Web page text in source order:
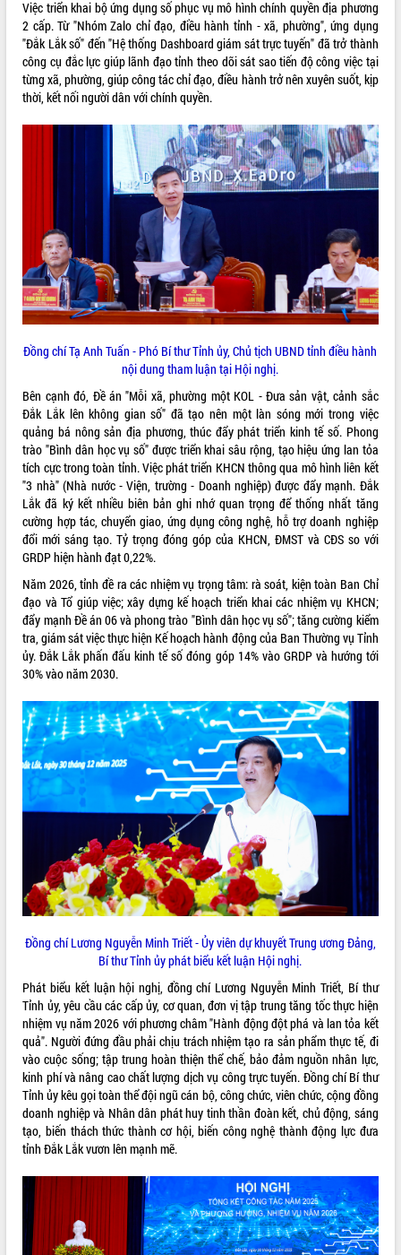
Bí thư Tỉnh ủy Lương Nguyễn Minh
Triết thăm, tặng quà người có công với
cách mạng
Rà soát, hoàn thiện hệ thống thiết chế
văn hóa, thể thao đáp ứng yêu cầu
phát triển mới
Thường trực HĐND tỉnh Đắk Lắk gặp
mặt Đoàn chuyên gia y tế TP. Hồ Chí
Lễ truy điệu và an táng hài cốt liệt sĩ
tại Nghĩa trang Liệt sĩ xã Sơn Hòa
Bàn giải pháp tháo gỡ khó khăn trong
xuất khẩu sầu riêng và triển khai quy
định EUDR
Thứ trưởng Bộ Nông nghiệp và Môi
trường Nguyễn Hoàng Hiệp khảo sát
vùng trồng và doanh nghiệp đóng gói
Trình diễn nghệ thuật chế biến các
Đắk Lắk công bố Quy hoạch và xúc
tiến đầu tư tỉnh
Ngành cá ngừ Đắk Lắk chủ động thích
ứng để giữ vững thị trường xuất khẩu
Diễn đàn Kinh tế tư nhân Việt Nam đột
phá cơ chế - Hợp tác công tư
Đề án 06 tạo bước ngoặt đột phá trong
cải cách hành chính tỉnh Đắk Lắk
Kết nối tour, đẩy mạnh chuyển đổi số
để phát triển du lịch Đắk Lắk
Khởi động Dự án Đầu tư xây dựng hạ
tầng kỹ thuật Cụm công nghiệp Tân
Tiến
Gặp mặt các cơ quan báo chí nhân Kỷ
niệm 101 năm Ngày Báo chí Cách
mạng Việt Nam
Đắk Lắk sơ kết 4 năm triển khai thực
hiện Đề án 06 của Chính phủ
Họp báo thông tin về Hội nghị Công bố
Quy hoạch và Xúc tiến đầu tư tỉnh Đắk
Lắk
Khơi thông điểm nghẽn, đẩy nhanh
giải ngân vốn khắc phục thiên tai
HĐND tỉnh thông qua điều chỉnh Quy
hoạch tỉnh thời kỳ 2021-2030
Hội thảo góp ý hồ sơ điều chỉnh quy
hoạch tỉnh Đắk Lắk thời kỳ 2021-2030,
tầm nhìn đến năm 2050
Nâng cao hiệu quả hoạt động của các
Hội nghị triển khai kết nối mạng
truyền số liệu chuyên dùng phục vụ cơ
quan Đảng, Nhà nước
Lễ phát động chuỗi hoạt động chung
tay làm sạch môi trường
Xã Ea Kar bước chuyển mình trong
công tác cải cách hành chính mô hình
mới
UBND tỉnh họp báo định kỳ tháng 4
năm 2026
Hội thảo khoa học “Giải pháp thúc đẩy
phát triển nền kinh tế xanh tại tỉnh
Đắk Lắk”
LIÊN KẾT WEB
THỐNG KÊ TRUY CẬP
21699
66107367
Việc triển khai bộ ứng dụng số phục vụ mô hình chính quyền địa phương
2 cấp. Từ "Nhóm Zalo chỉ đạo, điều hành tỉnh - xã, phường", ứng dụng
"Đắk Lắk số" đến "Hệ thống Dashboard giám sát trực tuyến" đã trở thành
công cụ đắc lực giúp lãnh đạo tỉnh theo dõi sát sao tiến độ công việc tại
từng xã, phường, giúp công tác chỉ đạo, điều hành trở nên xuyên suốt, kịp
thời, kết nối người dân với chính quyền.
Đồng chí Tạ Anh Tuấn - Phó Bí thư Tỉnh ủy, Chủ tịch UBND tỉnh điều hành
nội dung tham luận tại Hội nghị.
Bên cạnh đó, Đề án "Mỗi xã, phường một KOL - Đưa sản vật, cảnh sắc
Đắk Lắk lên không gian số" đã tạo nên một làn sóng mới trong việc
quảng bá nông sản địa phương, thúc đẩy phát triển kinh tế số. Phong
trào "Bình dân học vụ số" được triển khai sâu rộng, tạo hiệu ứng lan tỏa
tích cực trong toàn tỉnh. Việc phát triển KHCN thông qua mô hình liên kết
"3 nhà" (Nhà nước - Viện, trường - Doanh nghiệp) được đẩy mạnh. Đắk
Lắk đã ký kết nhiều biên bản ghi nhớ quan trọng để thống nhất tăng
cường hợp tác, chuyển giao, ứng dụng công nghệ, hỗ trợ doanh nghiệp
đổi mới sáng tạo. Tỷ trọng đóng góp của KHCN, ĐMST và CĐS so với
GRDP hiện hành đạt 0,22%.
Năm 2026, tỉnh đề ra các nhiệm vụ trọng tâm: rà soát, kiện toàn Ban Chỉ
đạo và Tổ giúp việc; xây dựng kế hoạch triển khai các nhiệm vụ KHCN;
đẩy mạnh Đề án 06 và phong trào "Bình dân học vụ số"; tăng cường kiểm
tra, giám sát việc thực hiện Kế hoạch hành động của Ban Thường vụ Tỉnh
ủy. Đắk Lắk phấn đấu kinh tế số đóng góp 14% vào GRDP và hướng tới
30% vào năm 2030.
Đồng chí Lương Nguyễn Minh Triết - Ủy viên dự khuyết Trung ương Đảng,
Bí thư Tỉnh ủy phát biểu kết luận Hội nghị.
Phát biểu kết luận hội nghị, đồng chí Lương Nguyễn Minh Triết, Bí thư
Tỉnh ủy, yêu cầu các cấp ủy, cơ quan, đơn vị tập trung tăng tốc thực hiện
nhiệm vụ năm 2026 với phương châm "Hành động đột phá và lan tỏa kết
quả". Người đứng đầu phải chịu trách nhiệm tạo ra sản phẩm thực tế, đi
vào cuộc sống; tập trung hoàn thiện thể chế, bảo đảm nguồn nhân lực,
kinh phí và nâng cao chất lượng dịch vụ công trực tuyến. Đồng chí Bí thư
Tỉnh ủy kêu gọi toàn thể đội ngũ cán bộ, công chức, viên chức, cộng đồng
doanh nghiệp và Nhân dân phát huy tinh thần đoàn kết, chủ động, sáng
tạo, biến thách thức thành cơ hội, biến công nghệ thành động lực đưa
tỉnh Đắk Lắk vươn lên mạnh mẽ.